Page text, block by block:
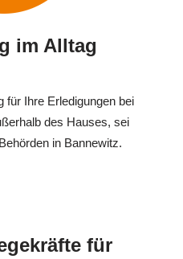
im Alltag
für Ihre Erledigungen bei
des Hauses, sei
in Bannewitz.
für